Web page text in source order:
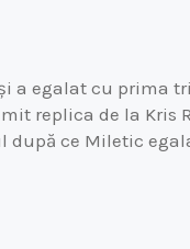
a egalat cu prima
replica de la Kris
ce Miletic